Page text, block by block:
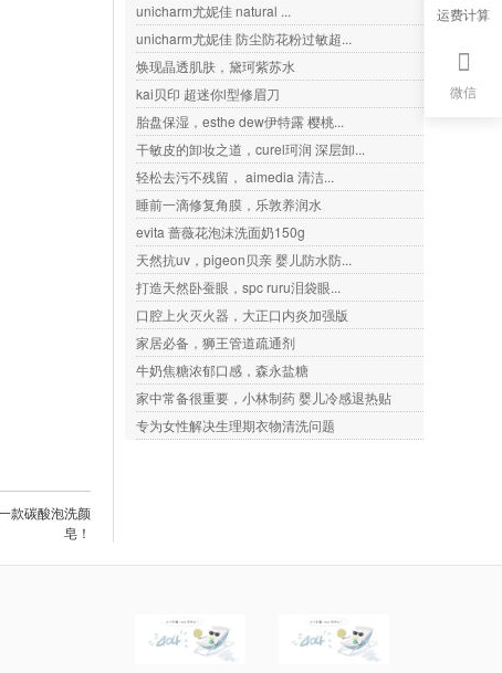
款碳酸泡洗颜
皂！
unicharm尤妮佳 natural ...
unicharm尤妮佳 防尘防花粉过敏超...
焕现晶透肌肤，黛珂紫苏水
kai贝印 超迷你l型修眉刀
胎盘保湿，esthe dew伊特露 樱桃...
干敏皮的卸妆之道，curel珂润 深层卸...
轻松去污不残留， aimedia 清洁...
睡前一滴修复角膜，乐敦养润水
evita 蔷薇花泡沫洗面奶150g
天然抗uv，pigeon贝亲 婴儿防水防...
打造天然卧蚕眼，spc ruru泪袋眼...
口腔上火灭火器，大正口内炎加强版
家居必备，狮王管道疏通剂
牛奶焦糖浓郁口感，森永盐糖
家中常备很重要，小林制药 婴儿冷感退热贴
专为女性解决生理期衣物清洗问题
运费计算
微信